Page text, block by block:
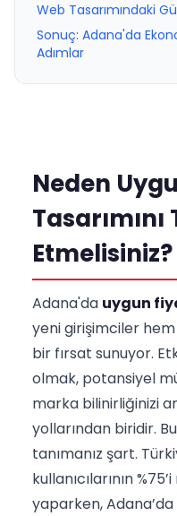
Web Tasarımındaki
Sonuç: Adana'da
Adımlar
Neden
Etmelisiniz?
Adana'da uygun
yeni girişimciler
bir fırsat sunuyor.
olmak, potansiyel
marka bilinirliğinizi
yollarından biridir.
tanımanız şart.
kullanıcılarının
yaparken,